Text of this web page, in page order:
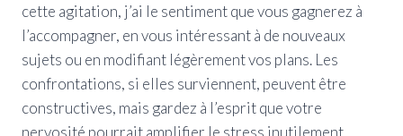
cette agitation, j’ai le sentiment que vous gagnerez à
l’accompagner, en vous intéressant à de nouveaux
sujets ou en modifiant légèrement vos plans. Les
confrontations, si elles surviennent, peuvent être
constructives, mais gardez à l’esprit que votre
nervosité pourrait amplifier le stress inutilement.